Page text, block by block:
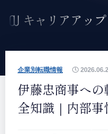
企業別転職情報
伊藤忠商事へ
全知識｜内部